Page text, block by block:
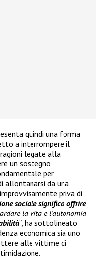
quindi una forma
a interrompere il
legate alla
un sostegno
per
allontanarsi da una
priva di
sociale significa offrire
la vita e l’autonomia
“, ha sottolineato
economica sia uno
alle vittime di